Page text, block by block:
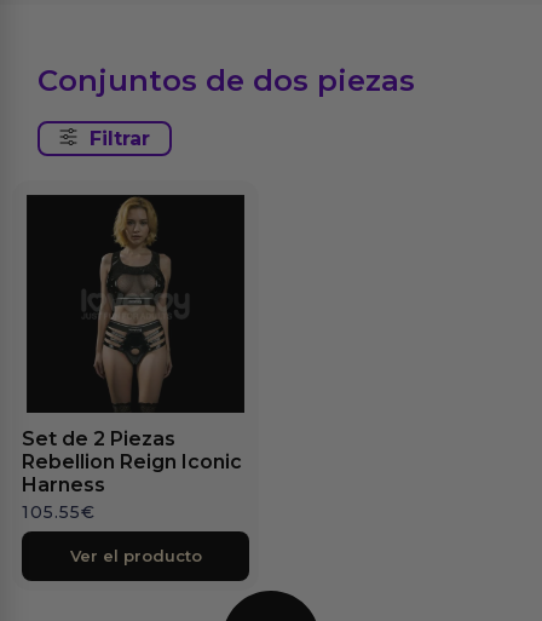
Conjuntos de dos piezas
Filtrar
Set de 2 Piezas
Rebellion Reign Iconic
Harness
105.55€
Ver el producto